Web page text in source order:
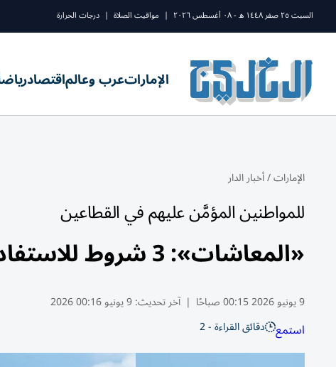
السبت ٢٥ صفر ١٤٤٨ ه - ٠٨ أغسطس ٢٠٢٦ | مواقيت الصلاة | درجات الحرارة
الإماراتعرب وعالماقتصاد
الإمارات/أخبار الدار
للمواطنين المؤمَّن عليهم في القطاعين
«المعاشات»: 3 شروط للاستفادة من «شورك»
9 يونيو 2026 00:15 صباحًا | آخر تحديث:9 يونيو 00:16 2026
استمع دقائق القراءة - 2